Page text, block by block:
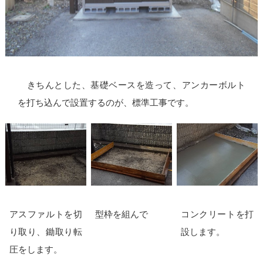
きちんとした、基礎ベースを造って、アンカーボルト
を打ち込んで設置するのが、標準工事です。
アスファルトを切
り取り、鋤取り転
圧をします。
型枠を組んで
コンクリートを打
設します。